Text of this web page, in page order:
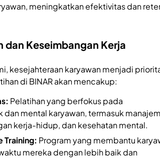
meningkatkan efektivitas dan
dan Keseimbangan Kerja
kesejahteraan karyawan menjadi
di BINAR akan mencakup:
Pelatihan yang berfokus pada
dan mental karyawan, termasuk
kerja-hidup, dan kesehatan mental.
Training: Program yang membantu
mereka dengan lebih baik dan